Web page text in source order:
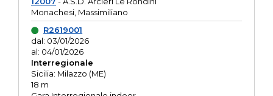
Monachesi, Massimiliano
R2619001
dal: 03/01/2026
al: 04/01/2026
Interregionale
Sicilia: Milazzo (ME)
18 m